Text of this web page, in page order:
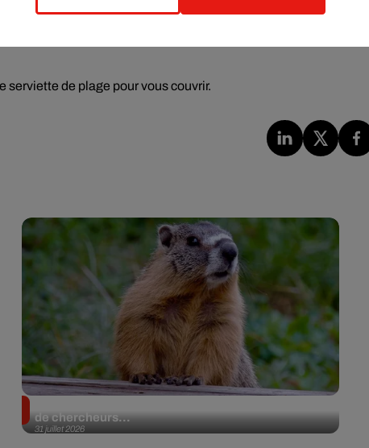
La femme vient se placer juste devant lui et se penche vers l’avant
ses tibias.
serviette de plage pour vous couvrir.
31 juillet 2026
de chercheurs...